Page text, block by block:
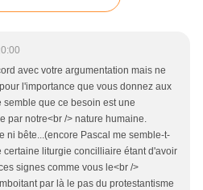
avec votre argumentation mais ne
l'importance que vous donnez aux
que ce besoin est une
par notre<br /> nature humaine.
ni bête...(encore Pascal me semble-t-
certaine liturgie concilliaire étant d'avoir
signes comme vous le<br />
par là le pas du protestantisme